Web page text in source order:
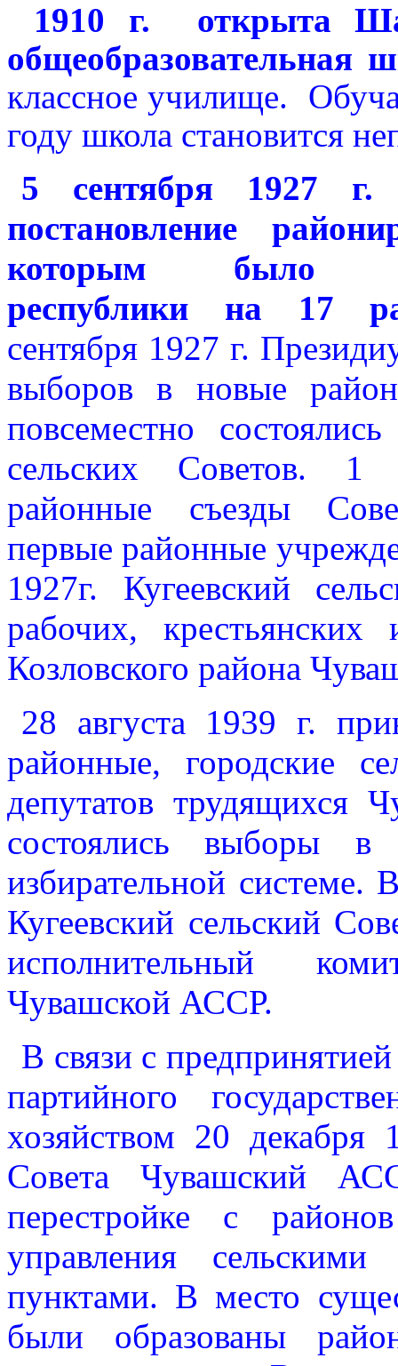
1910 г. открыта
общеобразовательная
классное училище.
году школа становится
5 сентября 1927
постановление
которым было
республики на 17
сентября 1927 г.
выборов в новые
повсеместно
сельских Советов. 1
районные съезды
первые районные
1927г. Кугеевский
рабочих, крестьянских
Козловского района
28 августа 1939 г.
районные, городские
депутатов трудящихся
состоялись выборы
избирательной системе.
Кугеевский сельский
исполнительный
Чувашской АССР.
В связи с
партийного
хозяйством 20 декабря
Совета Чувашский
перестройке с
управления
пунктами. В место
были образованы